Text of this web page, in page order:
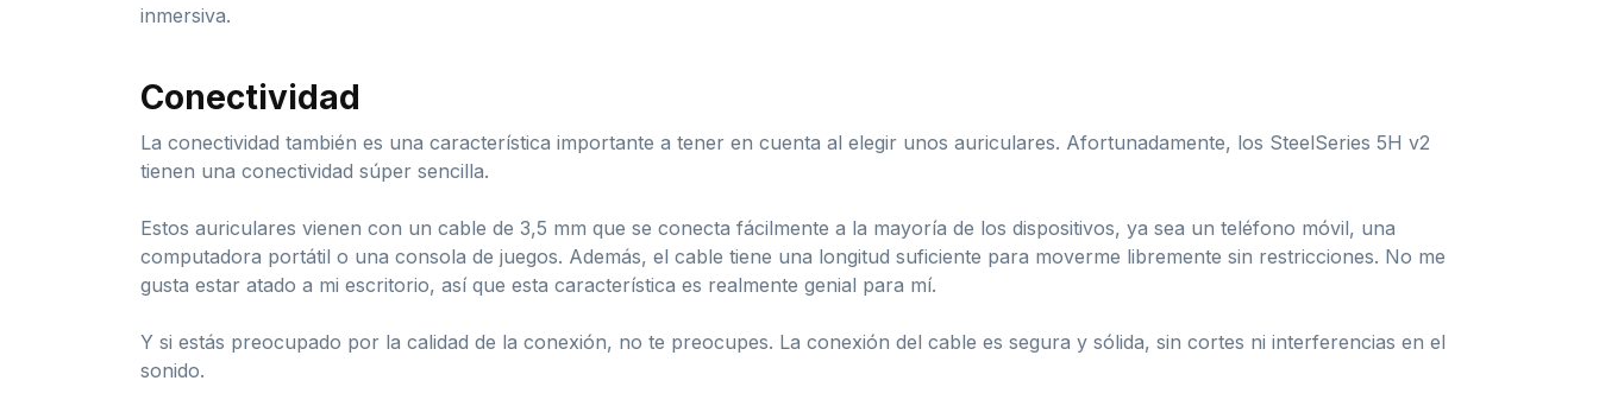
inmersiva.
Conectividad
La conectividad también es una característica importante a tener en cuenta al elegir unos auriculares. Afortunadamente, los SteelSeries 5H v2
tienen una conectividad súper sencilla.
Estos auriculares vienen con un cable de 3,5 mm que se conecta fácilmente a la mayoría de los dispositivos, ya sea un teléfono móvil, una
computadora portátil o una consola de juegos. Además, el cable tiene una longitud suficiente para moverme libremente sin restricciones. No me
gusta estar atado a mi escritorio, así que esta característica es realmente genial para mí.
Y si estás preocupado por la calidad de la conexión, no te preocupes. La conexión del cable es segura y sólida, sin cortes ni interferencias en el
sonido.